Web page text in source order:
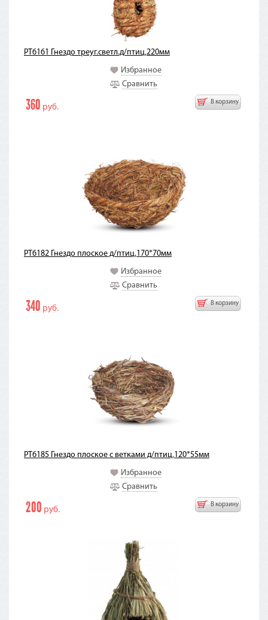
PT6161 Гнездо треуг.светл.д/птиц,220мм
Избранное
Сравнить
В корзину
360 руб.
PT6182 Гнездо плоское д/птиц,170*70мм
Избранное
Сравнить
В корзину
340 руб.
PT6185 Гнездо плоское с ветками д/птиц,120*55мм
Избранное
Сравнить
В корзину
200 руб.